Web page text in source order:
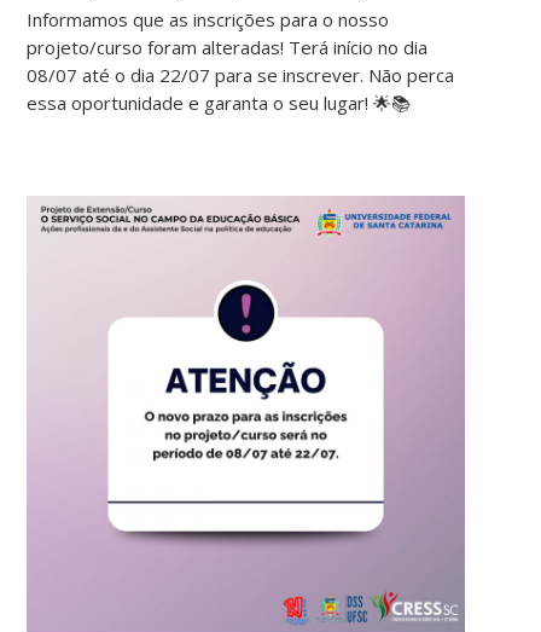
Informamos que as inscrições para o nosso
projeto/curso foram alteradas! Terá início no dia
08/07 até o dia 22/07 para se inscrever. Não perca
essa oportunidade e garanta o seu lugar! 🌟📚